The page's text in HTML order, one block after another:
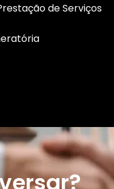
de Serviços